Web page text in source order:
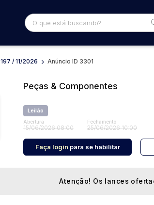
Categoria
/ 11/2026 Anúncio ID 3301
Peças & Componentes
Leilão
Abertura
15/06/2026 08:00
Fechamento
25/06/2026 10:00
Faça login para se habilitar
Atenção! Os lances